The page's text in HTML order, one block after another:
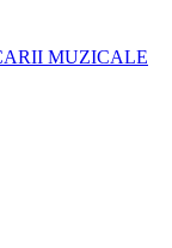
MUZICALE